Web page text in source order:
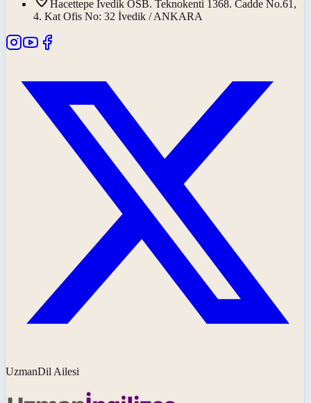
Hacettepe İvedik OSB. Teknokenti 1368. Cadde No.61,
4. Kat Ofis No: 32 İvedik / ANKARA
UzmanDil Ailesi